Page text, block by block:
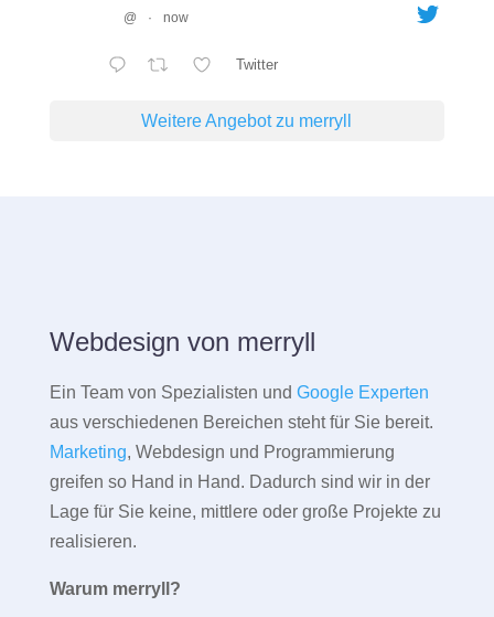
@ · now
Twitter
Weitere Angebot zu merryll
Webdesign von merryll
Ein Team von Spezialisten und Google Experten
aus verschiedenen Bereichen steht für Sie bereit.
Marketing, Webdesign und Programmierung
greifen so Hand in Hand. Dadurch sind wir in der
Lage für Sie keine, mittlere oder große Projekte zu
realisieren.
Warum merryll?